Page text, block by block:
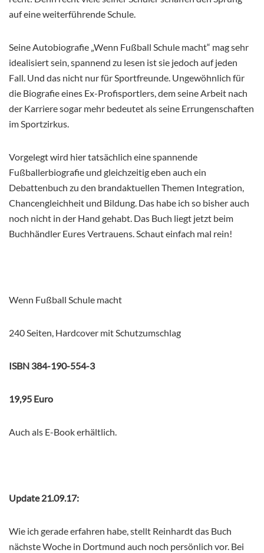
auf eine weiterführende Schule.
Seine Autobiografie „Wenn Fußball Schule macht“ mag sehr
idealisiert sein, spannend zu lesen ist sie jedoch auf jeden
Fall. Und das nicht nur für Sportfreunde. Ungewöhnlich für
die Biografie eines Ex-Profisportlers, dem seine Arbeit nach
der Karriere sogar mehr bedeutet als seine Errungenschaften
im Sportzirkus.
Vorgelegt wird hier tatsächlich eine spannende
Fußballerbiografie und gleichzeitig eben auch ein
Debattenbuch zu den brandaktuellen Themen Integration,
Chancengleichheit und Bildung. Das habe ich so bisher auch
noch nicht in der Hand gehabt. Das Buch liegt jetzt beim
Buchhändler Eures Vertrauens. Schaut einfach mal rein!
Wenn Fußball Schule macht
240 Seiten, Hardcover mit Schutzumschlag
ISBN 384-190-554-3
19,95 Euro
Auch als E-Book erhältlich.
Update 21.09.17:
Wie ich gerade erfahren habe, stellt Reinhardt das Buch
nächste Woche in Dortmund auch noch persönlich vor. Bei